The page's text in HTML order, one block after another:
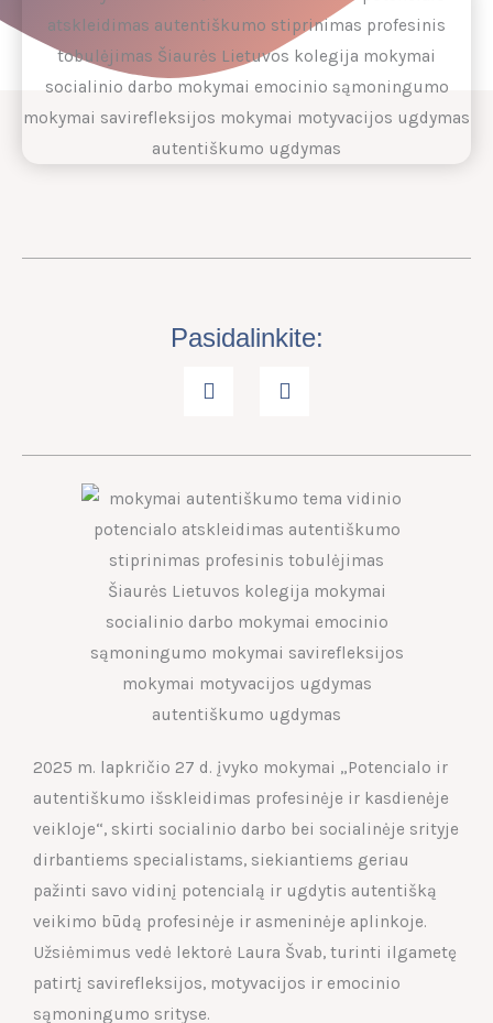
Pasidalinkite:
2025 m. lapkričio 27 d. įvyko mokymai „Potencialo ir
autentiškumo išskleidimas profesinėje ir kasdienėje
veikloje“, skirti socialinio darbo bei socialinėje srityje
dirbantiems specialistams, siekiantiems geriau
pažinti savo vidinį potencialą ir ugdytis autentišką
veikimo būdą profesinėje ir asmeninėje aplinkoje.
Užsiėmimus vedė lektorė Laura Švab, turinti ilgametę
patirtį savirefleksijos, motyvacijos ir emocinio
sąmoningumo srityse.